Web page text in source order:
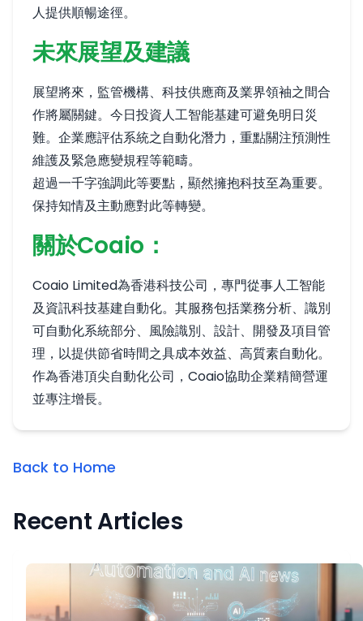
人提供順暢途徑。
未來展望及建議
展望將來，監管機構、科技供應商及業界領袖之間合
作將屬關鍵。今日投資人工智能基建可避免明日災
難。企業應評估系統之自動化潛力，重點關注預測性
維護及緊急應變規程等範疇。
超過一千字強調此等要點，顯然擁抱科技至為重要。
保持知情及主動應對此等轉變。
關於Coaio：
Coaio Limited為香港科技公司，專門從事人工智能
及資訊科技基建自動化。其服務包括業務分析、識別
可自動化系統部分、風險識別、設計、開發及項目管
理，以提供節省時間之具成本效益、高質素自動化。
作為香港頂尖自動化公司，Coaio協助企業精簡營運
並專注增長。
Back to Home
Recent Articles